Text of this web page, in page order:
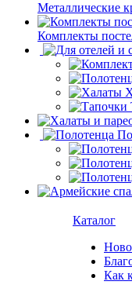
Металлические
Комплекты
Каталог
Как